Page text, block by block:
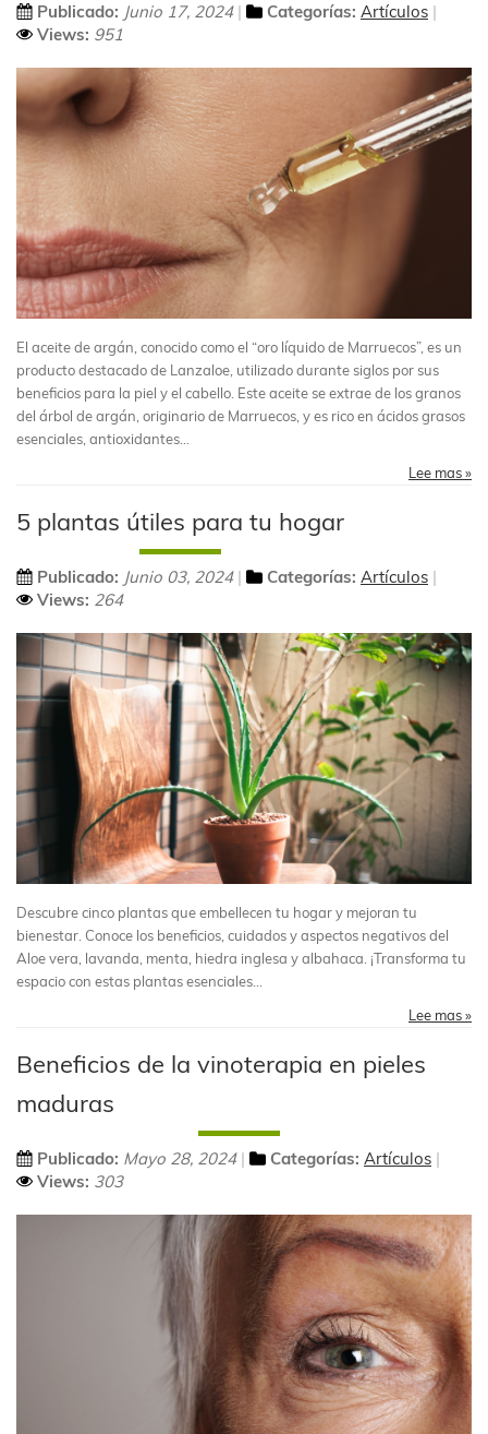
Publicado: Junio 17, 2024 Categorías: Artículos
Views: 951
El aceite de argán, conocido como el “oro líquido de Marruecos”, es un
producto destacado de Lanzaloe, utilizado durante siglos por sus
beneficios para la piel y el cabello. Este aceite se extrae de los granos
del árbol de argán, originario de Marruecos, y es rico en ácidos grasos
esenciales, antioxidantes...
Lee mas »
5 plantas útiles para tu hogar
Publicado: Junio 03, 2024 Categorías: Artículos
Views: 264
Descubre cinco plantas que embellecen tu hogar y mejoran tu
bienestar. Conoce los beneficios, cuidados y aspectos negativos del
Aloe vera, lavanda, menta, hiedra inglesa y albahaca. ¡Transforma tu
espacio con estas plantas esenciales...
Lee mas »
Beneficios de la vinoterapia en pieles
maduras
Publicado: Mayo 28, 2024 Categorías: Artículos
Views: 303